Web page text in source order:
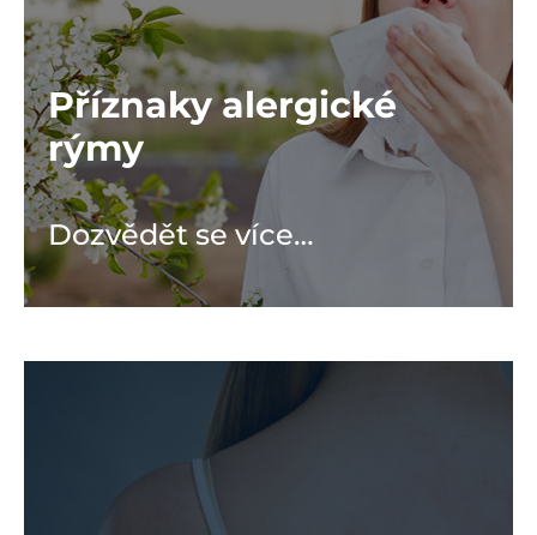
Příznaky alergické
rýmy
Dozvědět se více…